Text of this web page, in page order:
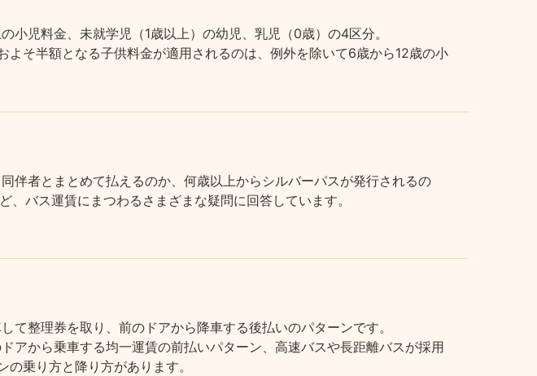
小児料金、未就学児（1歳以上）の幼児、乳児（0歳）の4区分。
そ半額となる子供料金が適用されるのは、例外を除いて6歳から12歳の小
伴者とまとめて払えるのか、何歳以上からシルバーパスが発行されるの
バス運賃にまつわるさまざまな疑問に回答しています。
て整理券を取り、前のドアから降車する後払いのパターンです。
アから乗車する均一運賃の前払いパターン、高速バスや長距離バスが採用
乗り方と降り方があります。